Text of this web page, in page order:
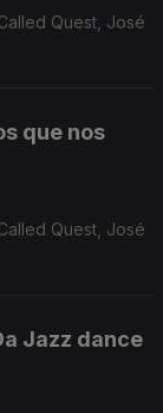
Quest, José
que nos
Quest, José
Jazz dance